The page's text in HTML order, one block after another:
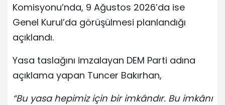
Komisyonu’nda, 9 Ağustos 2026’da ise
Genel Kurul’da görüşülmesi planlandığı
açıklandı.
Yasa taslağını imzalayan DEM Parti adına
açıklama yapan Tuncer Bakırhan,
“Bu yasa hepimiz için bir imkândır. Bu imkânı